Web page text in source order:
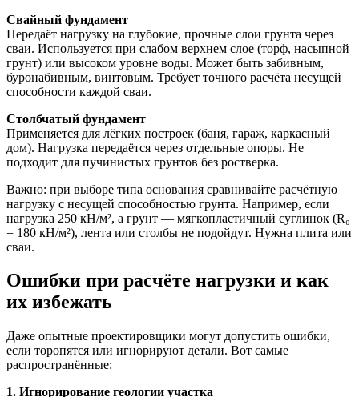
Свайный фундамент
Передаёт нагрузку на глубокие, прочные слои грунта через
сваи. Используется при слабом верхнем слое (торф, насыпной
грунт) или высоком уровне воды. Может быть забивным,
буронабивным, винтовым. Требует точного расчёта несущей
способности каждой сваи.
Столбчатый фундамент
Применяется для лёгких построек (баня, гараж, каркасный
дом). Нагрузка передаётся через отдельные опоры. Не
подходит для пучинистых грунтов без ростверка.
Важно: при выборе типа основания сравнивайте расчётную
нагрузку с несущей способностью грунта. Например, если
нагрузка 250 кН/м², а грунт — мягкопластичный суглинок (R₀
= 180 кН/м²), лента или столбы не подойдут. Нужна плита или
сваи.
Ошибки при расчёте нагрузки и как
их избежать
Даже опытные проектировщики могут допустить ошибки,
если торопятся или игнорируют детали. Вот самые
распространённые:
1. Игнорирование геологии участка